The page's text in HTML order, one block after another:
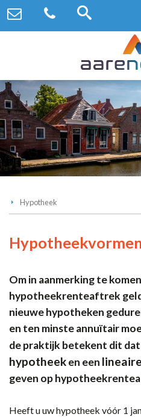
Hypotheek
Om in aanmerking te
hypotheekrenteaftrek
nieuwe hypotheken
en ten minste annuïtair
de praktijk betekent dit dat
hypotheeken een
geven op
Heeft u uw hypotheek vóór 1